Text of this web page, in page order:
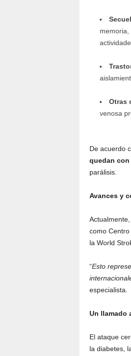
Otras
venosa
De acuerdo
quedan
parálisis.
Avances y
como
la World
“Esto
especialista.
Un llamado
El ataque
la diabetes,